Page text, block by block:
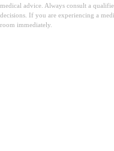
medical advice. Always consult a
decisions. If you are experiencing a
room immediately.